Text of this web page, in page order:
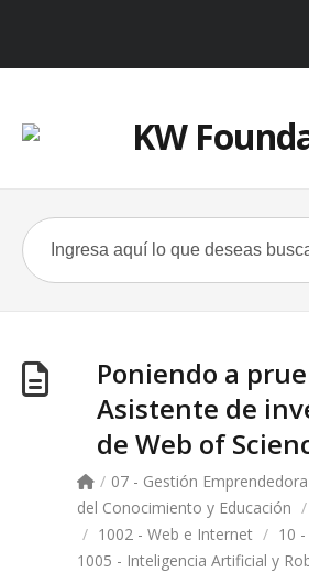
Poniendo a
Asistente de
de Web of
/ 07 - Gestión Emprendedora
del Conocimiento y Educación /
/ 1002 - Web e Internet / 10
1005 - Inteligencia Artificial y